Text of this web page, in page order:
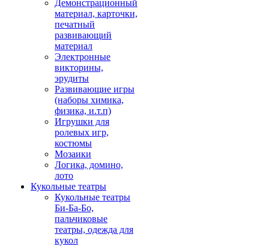
Демонстрационный
материал, карточки,
печатный
развивающий
материал
Электронные
викторины,
эрудиты
Развивающие игры
(наборы химика,
физика, и.т.п)
Игрушки для
ролевых игр,
костюмы
Мозаики
Логика, домино,
лото
Кукольные театры
Кукольные театры
Би-Ба-Бо,
пальчиковые
театры, одежда для
кукол